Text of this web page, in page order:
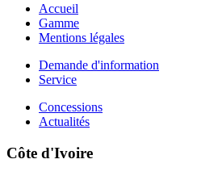
Accueil
Gamme
Mentions légales
Demande d'information
Service
Concessions
Actualités
Côte d'Ivoire